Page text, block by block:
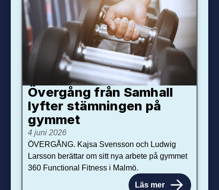
Övergång från Samhall
lyfter stämningen på
gymmet
4 juni 2026
ÖVERGÅNG. Kajsa Svensson och Ludwig
Larsson berättar om sitt nya arbete på gymmet
360 Functional Fitness i Malmö.
Läs mer